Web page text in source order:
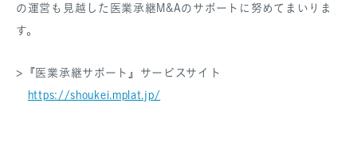
の運営も見越した医業承継M&Aのサポートに努めてまいりま
す。
>『医業承継サポート』サービスサイト
https://shoukei.mplat.jp/